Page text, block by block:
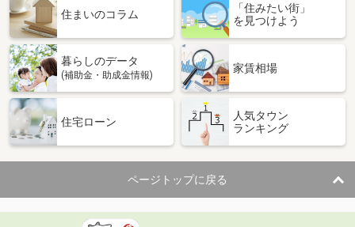
住まいのコラム
「住みたい街」
を見つけよう
暮らしのデータ
(補助金・助成金情報)
家賃相場
住宅ローン
人気タウン
ランキング
ページトップに戻る